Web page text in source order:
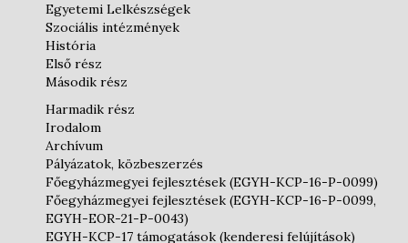
Egyetemi Lelkészségek
Szociális intézmények
História
Első rész
Második rész
Harmadik rész
Irodalom
Archívum
Pályázatok, közbeszerzés
Főegyházmegyei fejlesztések (EGYH-KCP-16-P-0099)
Főegyházmegyei fejlesztések (EGYH-KCP-16-P-0099,
EGYH-EOR-21-P-0043)
EGYH-KCP-17 támogatások (kenderesi felújítások)